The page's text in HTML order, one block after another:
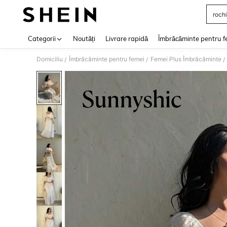
Categorii Noutăți Livrare rapidă Îmbrăcăminte pentru
Domiciliu / Îmbrăcăminte pentru femei / Femei Plus Îmbrăcăminte /